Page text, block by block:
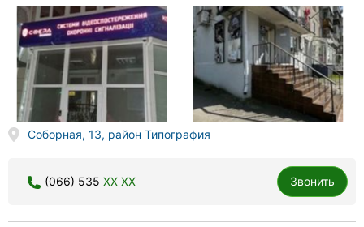
Соборная, 13, район Типография
(066) 535 XX XX Звонить